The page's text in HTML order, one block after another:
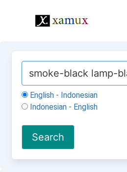
English - Indonesian
Indonesian - English